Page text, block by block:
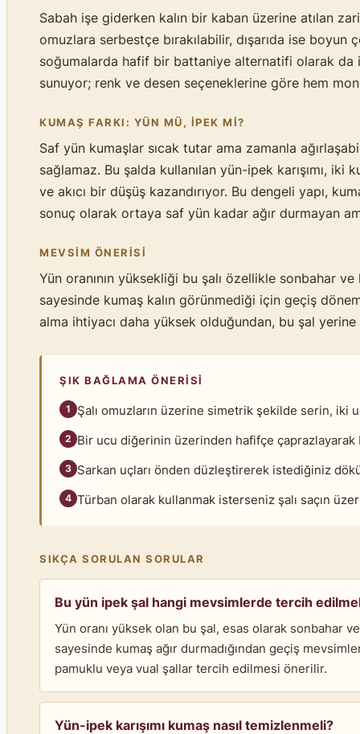
Sabah işe giderken kalın bir kaban üzerine atılan
omuzlara serbestçe bırakılabilir, dışarıda ise boyun
soğumalarda hafif bir battaniye alternatifi olarak da
sunuyor; renk ve desen seçeneklerine göre hem
KUMAŞ FARKI: YÜN MÜ, İPEK MI?
Saf yün kumaşlar sıcak tutar ama zamanla
sağlamaz. Bu şalda kullanılan yün-ipek karışımı,
ve akıcı bir düşüş kazandırıyor. Bu dengeli yapı,
sonuç olarak ortaya saf yün kadar ağır durmayan
MEVSIM ÖNERISI
Yün oranının yüksekliği bu şalı özellikle sonbahar
sayesinde kumaş kalın görünmediği için geçiş
alma ihtiyacı daha yüksek olduğundan, bu şal
ŞIK BAĞLAMA ÖNERISI
1 Şalı omuzların üzerine simetrik şekilde serin, iki
2 Bir ucu diğerinin üzerinden hafifçe çaprazlayarak
3 Sarkan uçları önden düzleştirerek istediğiniz
4 Türban olarak kullanmak isterseniz şalı saçın
SIKÇA SORULAN SORULAR
Bu yün ipek şal hangi mevsimlerde tercih
Yün oranı yüksek olan bu şal, esas olarak sonbahar ve
sayesinde kumaş ağır durmadığından geçiş
pamuklu veya vual şallar tercih edilmesi önerilir.
Yün-ipek karışımı kumaş nasıl temizlenmeli?